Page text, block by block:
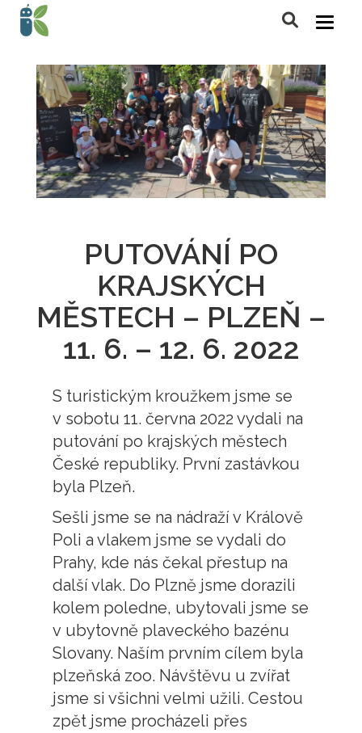
PUTOVÁNÍ PO
KRAJSKÝCH
MĚSTECH – PLZEŇ –
11. 6. – 12. 6. 2022
S turistickým kroužkem jsme se
v sobotu 11. června 2022 vydali na
putování po krajských městech
České republiky. První zastávkou
byla Plzeň.
Sešli jsme se na nádraží v Králově
Poli a vlakem jsme se vydali do
Prahy, kde nás čekal přestup na
další vlak. Do Plzně jsme dorazili
kolem poledne, ubytovali jsme se
v ubytovně plaveckého bazénu
Slovany. Naším prvním cílem byla
plzeňská zoo. Návštěvu u zvířat
jsme si všichni velmi užili. Cestou
zpět jsme procházeli přes